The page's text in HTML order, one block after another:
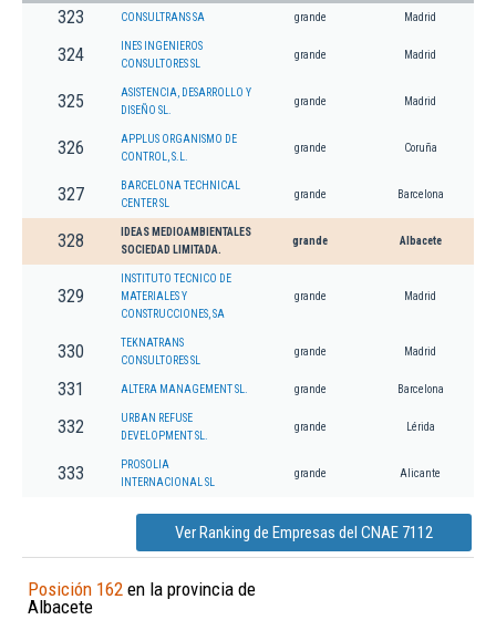
323 CONSULTRANS SA grande Madrid
324
INES INGENIEROS
CONSULTORES SL
grande Madrid
325
ASISTENCIA, DESARROLLO Y
DISEÑO SL.
grande Madrid
326
APPLUS ORGANISMO DE
CONTROL, S.L.
grande Coruña
327
BARCELONA TECHNICAL
CENTER SL
grande Barcelona
328
IDEAS MEDIOAMBIENTALES
SOCIEDAD LIMITADA.
grande Albacete
329
INSTITUTO TECNICO DE
MATERIALES Y
CONSTRUCCIONES, SA
grande Madrid
330
TEKNATRANS
CONSULTORES SL
grande Madrid
331 ALTERA MANAGEMENT SL. grande Barcelona
332
URBAN REFUSE
DEVELOPMENT SL.
grande Lérida
333
PROSOLIA
INTERNACIONAL SL
grande Alicante
Ver Ranking de Empresas del CNAE 7112
Posición 162 en la provincia de
Albacete